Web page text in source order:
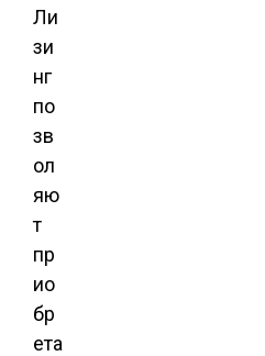
Ли
зи
нг
по
зв
ол
яю
т
пр
ио
бр
ета